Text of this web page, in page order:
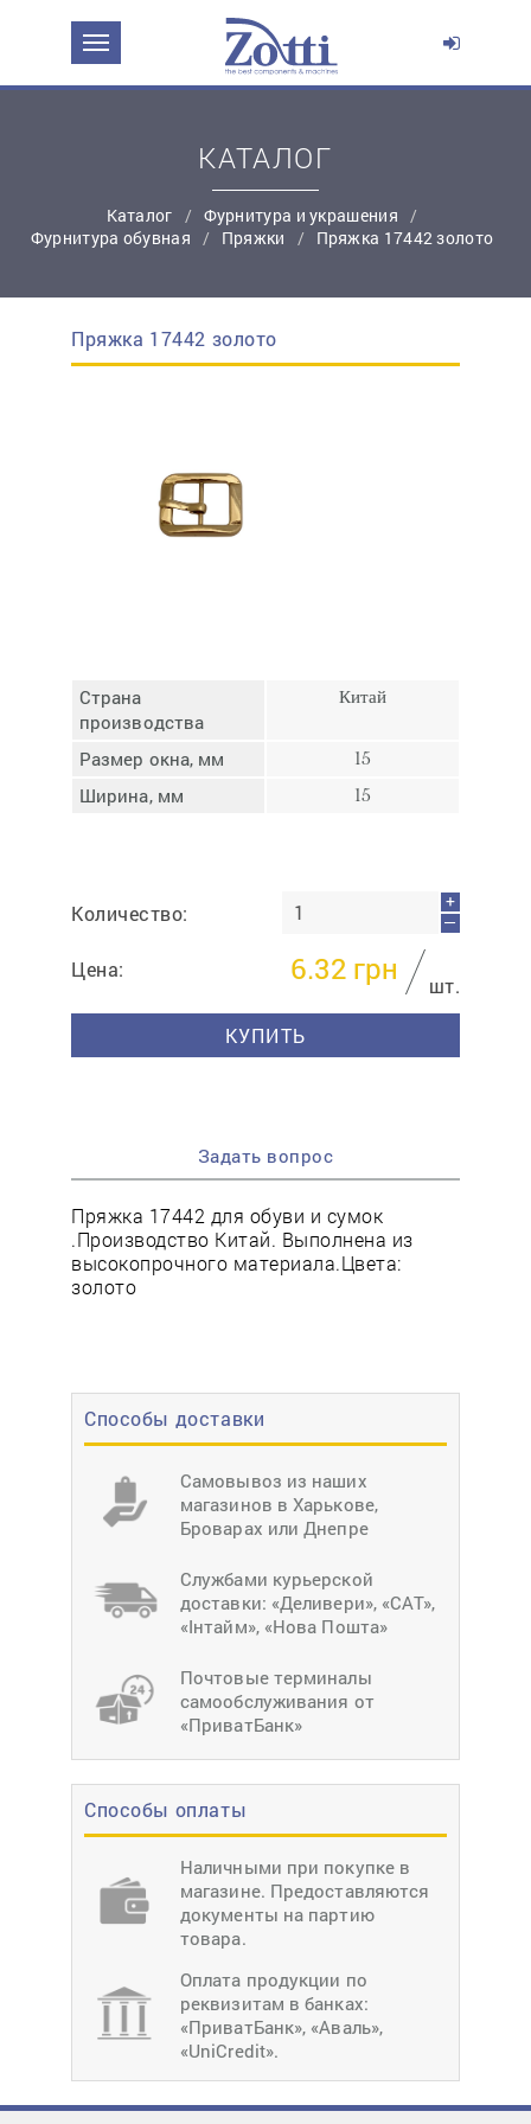
КАТАЛОГ
Каталог
Фурнитура и украшения
Фурнитура обувная
Пряжки Пряжка 17442 золото
Способы доставки
Самовывоз из наших
магазинов в Харькове,
Броварах или Днепре
Службами курьерской
доставки: «Деливери», «САТ»,
«Інтайм», «Нова Пошта»
Почтовые терминалы
самообслуживания от
«ПриватБанк»
Способы оплаты
Наличными при покупке в
магазине. Предоставляются
документы на партию
товара.
Оплата продукции по
реквизитам в банках:
«ПриватБанк», «Аваль»,
«UniCredit».
Пряжка 17442 золото
Страна
производства
Китай
Размер окна, мм 15
Ширина, мм 15
Количество:
+
—
Цена: 6.32 грн
шт.
КУПИТЬ
Задать вопрос
Пряжка 17442 для обуви и сумок
.Производство Китай. Выполнена из
высокопрочного материала.Цвета:
золото
ЗАДАТЬ ВОПРОС О ПРОДУКТЕ
Эл. почта:*
Контактный телефон:*